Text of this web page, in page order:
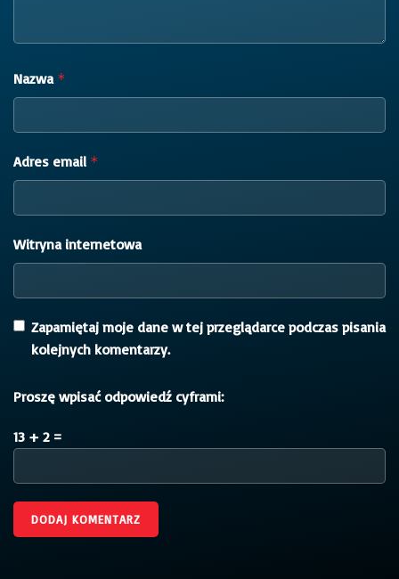
Nazwa *
Adres email *
Witryna internetowa
Zapamiętaj moje dane w tej przeglądarce podczas pisania
kolejnych komentarzy.
Proszę wpisać odpowiedź cyframi:
13 + 2 =